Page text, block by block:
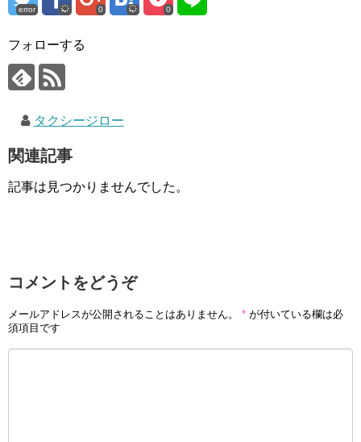
error 0 0
フォローする
タクシージロー
関連記事
記事は見つかりませんでした。
コメントをどうぞ
メールアドレスが公開されることはありません。 * が付いている欄は必
須項目です